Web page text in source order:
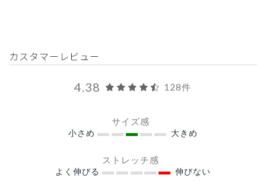
カスタマーレビュー
4.38 128件
サイズ感
小さめ 大きめ
ストレッチ感
よく伸びる 伸びない